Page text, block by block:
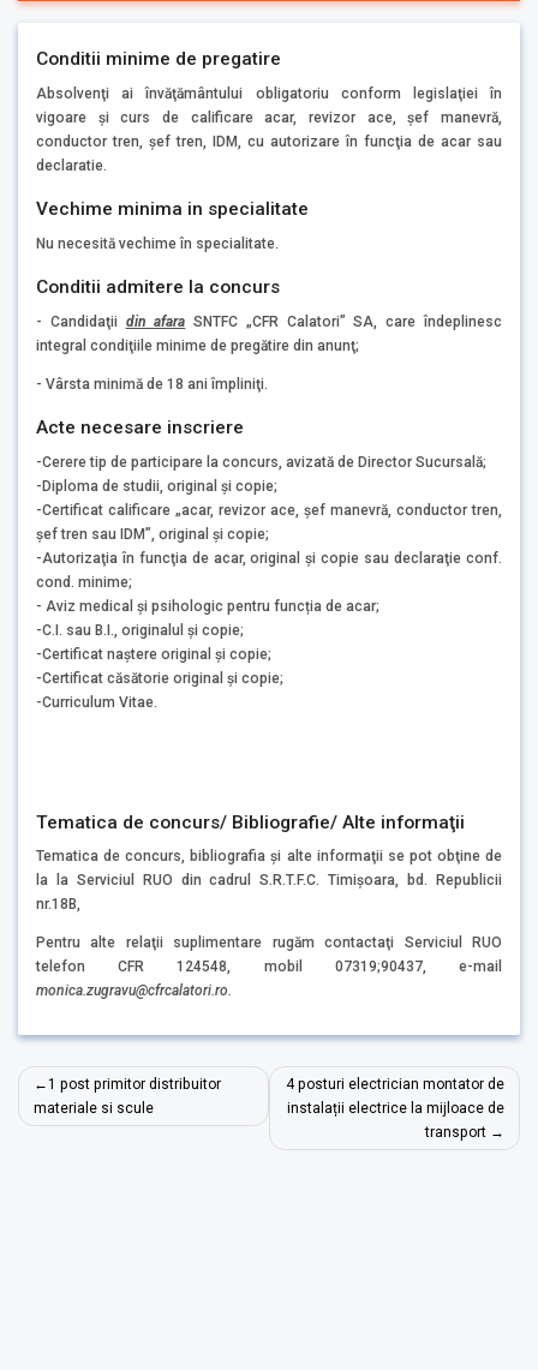
Conditii minime de pregatire
Absolvenţi ai învăţământului obligatoriu conform legislaţiei în
vigoare şi curs de calificare acar, revizor ace, şef manevră,
conductor tren, şef tren, IDM, cu autorizare în funcţia de acar sau
declaratie.
Vechime minima in specialitate
Nu necesită vechime în specialitate.
Conditii admitere la concurs
- Candidaţii din afara SNTFC „CFR Calatori” SA, care îndeplinesc
integral condiţiile minime de pregătire din anunţ;
- Vârsta minimă de 18 ani împliniţi.
Acte necesare inscriere
-Cerere tip de participare la concurs, avizată de Director Sucursală;
-Diploma de studii, original şi copie;
-Certificat calificare „acar, revizor ace, şef manevră, conductor tren,
şef tren sau IDM”, original şi copie;
-Autorizaţia în funcţia de acar, original şi copie sau declaraţie conf.
cond. minime;
- Aviz medical și psihologic pentru funcția de acar;
-C.I. sau B.I., originalul şi copie;
-Certificat naştere original şi copie;
-Certificat căsătorie original şi copie;
-Curriculum Vitae.
Tematica de concurs/ Bibliografie/ Alte informaţii
Tematica de concurs, bibliografia şi alte informaţii se pot obţine de
la la Serviciul RUO din cadrul S.R.T.F.C. Timişoara, bd. Republicii
nr.18B,
Pentru alte relaţii suplimentare rugăm contactaţi Serviciul RUO
telefon CFR 124548, mobil 07319;90437, e-mail
monica.zugravu@cfrcalatori.ro.
Navigare
în
1 post primitor distribuitor
materiale si scule
4 posturi electrician montator de
instalații electrice la mijloace de
transport